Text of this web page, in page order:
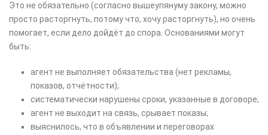
Это не обязательно (согласно вышеупянуму закону, можно
просто расторгнуть, потому что, хочу расторгнуть), но очень
помогает, если дело дойдёт до спора. Основаниями могут
быть:
агент не выполняет обязательства (нет рекламы,
показов, отчётности);
систематически нарушены сроки, указанные в договоре;
агент не выходит на связь, срывает показы;
выяснилось, что в объявлении и переговорах